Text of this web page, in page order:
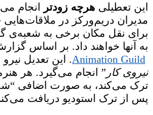
این تعطیلی هرچه زودترانجام
مدیران دریم‌ورکز در
برای نقل مکان برخی به شعبه‌ی
به آنها خواهند داد. بر اساس
Animation Guild. این تعدیل نیرو
نیروی کار ” انجام می‌گیرد. هر
ترک می‌کند، به صورت اضافی
پس از ترک استودیو دریافت